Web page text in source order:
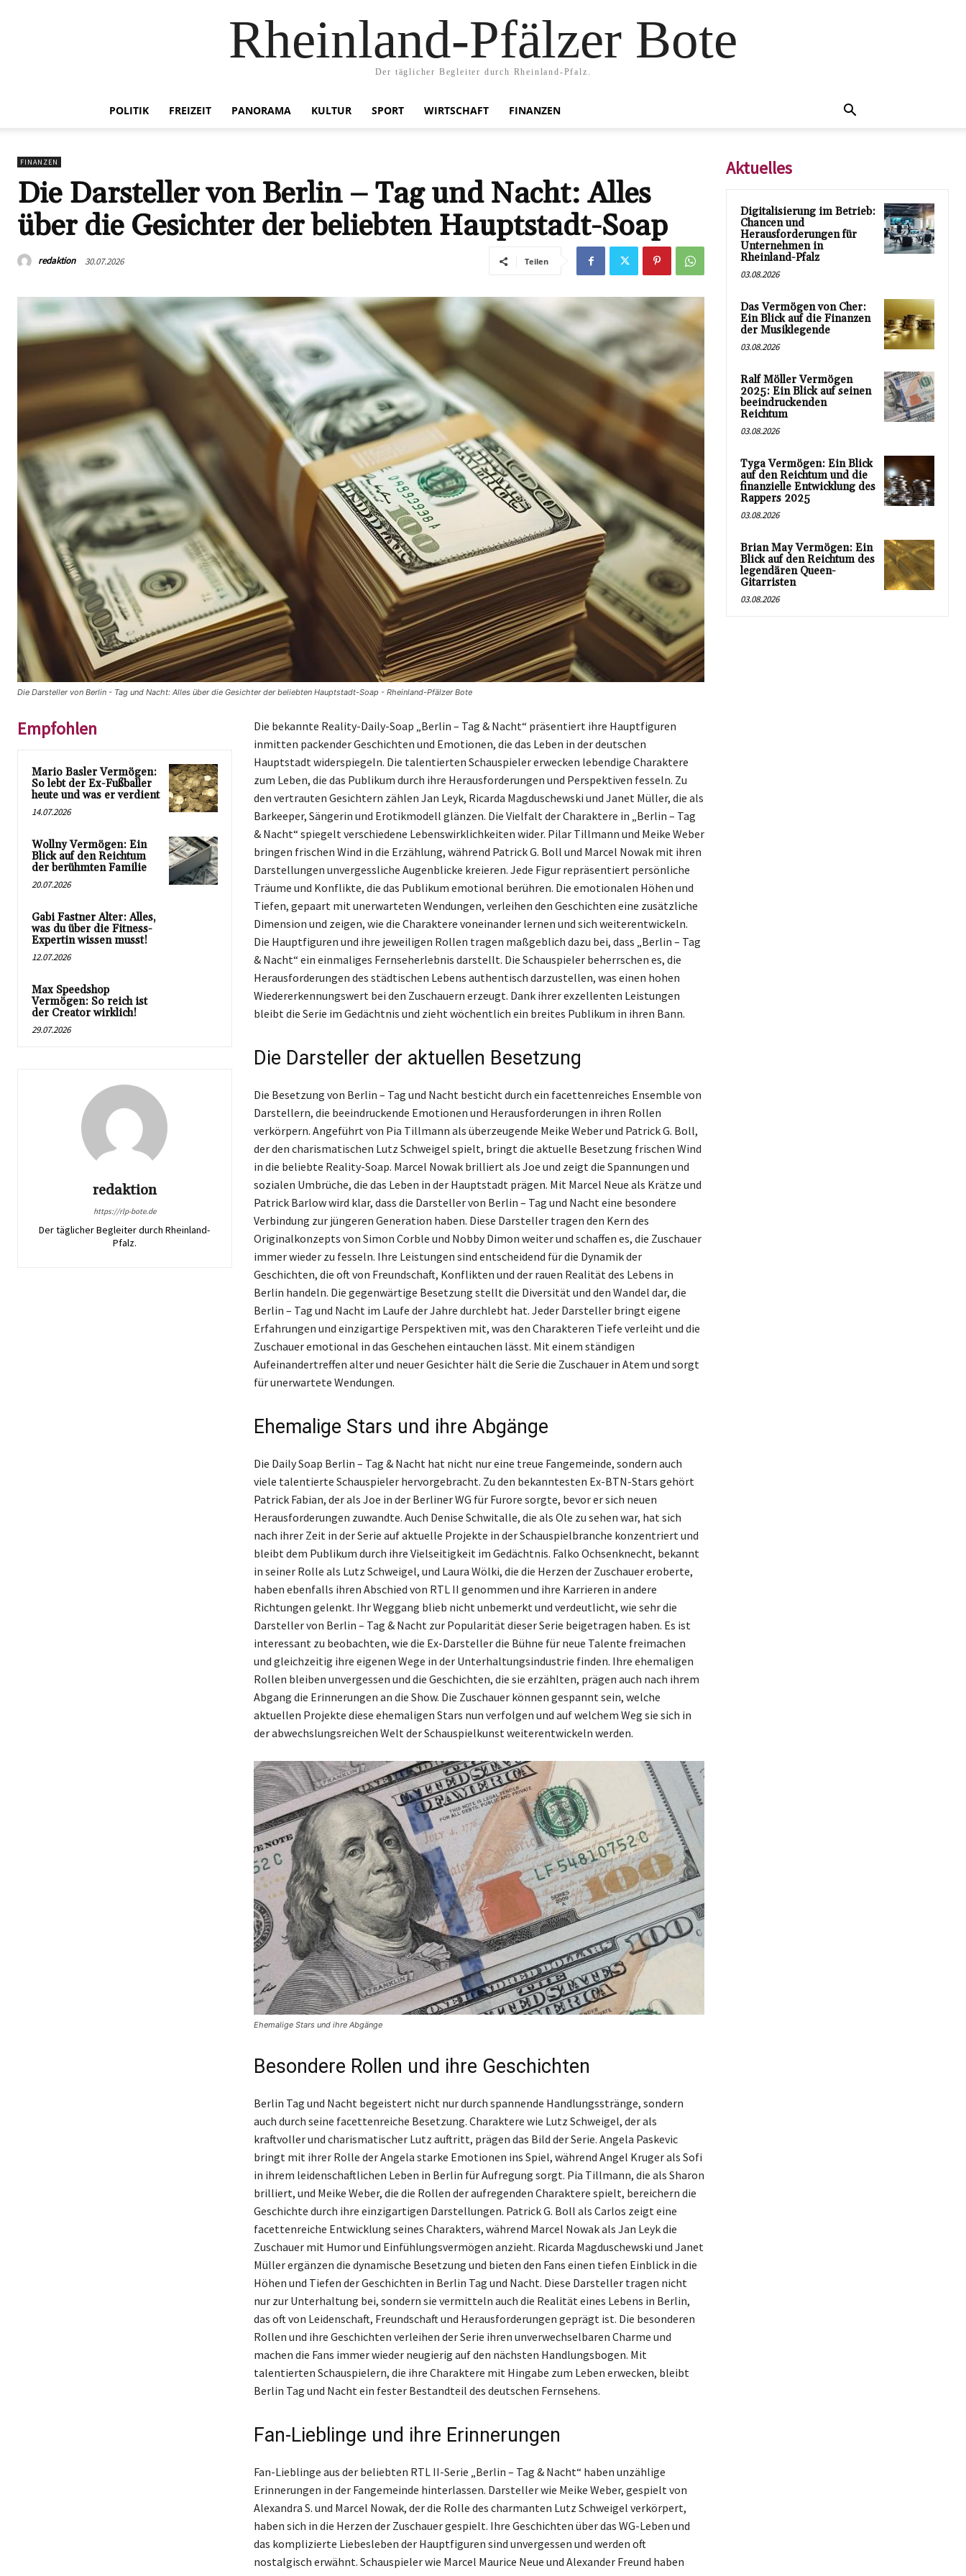
Rheinland-Pfälzer Bote
Der täglicher Begleiter durch Rheinland-Pfalz.
POLITIK FREIZEIT PANORAMA KULTUR SPORT WIRTSCHAFT FINANZEN
FINANZEN
Die Darsteller von Berlin – Tag und Nacht: Alles
über die Gesichter der beliebten Hauptstadt-Soap
redaktion 30.07.2026 Teilen
Die Darsteller von Berlin - Tag und Nacht: Alles über die Gesichter der beliebten Hauptstadt-Soap - Rheinland-Pfälzer Bote
Empfohlen
Mario Basler Vermögen:
So lebt der Ex-Fußballer
heute und was er verdient
14.07.2026
Wollny Vermögen: Ein
Blick auf den Reichtum
der berühmten Familie
20.07.2026
Gabi Fastner Alter: Alles,
was du über die Fitness-
Expertin wissen musst!
12.07.2026
Max Speedshop
Vermögen: So reich ist
der Creator wirklich!
29.07.2026
redaktion
https://rlp-bote.de
Der täglicher Begleiter durch Rheinland-
Pfalz.
Die bekannte Reality-Daily-Soap „Berlin – Tag & Nacht“ präsentiert ihre Hauptfiguren
inmitten packender Geschichten und Emotionen, die das Leben in der deutschen
Hauptstadt widerspiegeln. Die talentierten Schauspieler erwecken lebendige Charaktere
zum Leben, die das Publikum durch ihre Herausforderungen und Perspektiven fesseln. Zu
den vertrauten Gesichtern zählen Jan Leyk, Ricarda Magduschewski und Janet Müller, die als
Barkeeper, Sängerin und Erotikmodell glänzen. Die Vielfalt der Charaktere in „Berlin – Tag
& Nacht“ spiegelt verschiedene Lebenswirklichkeiten wider. Pilar Tillmann und Meike Weber
bringen frischen Wind in die Erzählung, während Patrick G. Boll und Marcel Nowak mit ihren
Darstellungen unvergessliche Augenblicke kreieren. Jede Figur repräsentiert persönliche
Träume und Konflikte, die das Publikum emotional berühren. Die emotionalen Höhen und
Tiefen, gepaart mit unerwarteten Wendungen, verleihen den Geschichten eine zusätzliche
Dimension und zeigen, wie die Charaktere voneinander lernen und sich weiterentwickeln.
Die Hauptfiguren und ihre jeweiligen Rollen tragen maßgeblich dazu bei, dass „Berlin – Tag
& Nacht“ ein einmaliges Fernseherlebnis darstellt. Die Schauspieler beherrschen es, die
Herausforderungen des städtischen Lebens authentisch darzustellen, was einen hohen
Wiedererkennungswert bei den Zuschauern erzeugt. Dank ihrer exzellenten Leistungen
bleibt die Serie im Gedächtnis und zieht wöchentlich ein breites Publikum in ihren Bann.
Die Darsteller der aktuellen Besetzung
Die Besetzung von Berlin – Tag und Nacht besticht durch ein facettenreiches Ensemble von
Darstellern, die beeindruckende Emotionen und Herausforderungen in ihren Rollen
verkörpern. Angeführt von Pia Tillmann als überzeugende Meike Weber und Patrick G. Boll,
der den charismatischen Lutz Schweigel spielt, bringt die aktuelle Besetzung frischen Wind
in die beliebte Reality-Soap. Marcel Nowak brilliert als Joe und zeigt die Spannungen und
sozialen Umbrüche, die das Leben in der Hauptstadt prägen. Mit Marcel Neue als Krätze und
Patrick Barlow wird klar, dass die Darsteller von Berlin – Tag und Nacht eine besondere
Verbindung zur jüngeren Generation haben. Diese Darsteller tragen den Kern des
Originalkonzepts von Simon Corble und Nobby Dimon weiter und schaffen es, die Zuschauer
immer wieder zu fesseln. Ihre Leistungen sind entscheidend für die Dynamik der
Geschichten, die oft von Freundschaft, Konflikten und der rauen Realität des Lebens in
Berlin handeln. Die gegenwärtige Besetzung stellt die Diversität und den Wandel dar, die
Berlin – Tag und Nacht im Laufe der Jahre durchlebt hat. Jeder Darsteller bringt eigene
Erfahrungen und einzigartige Perspektiven mit, was den Charakteren Tiefe verleiht und die
Zuschauer emotional in das Geschehen eintauchen lässt. Mit einem ständigen
Aufeinandertreffen alter und neuer Gesichter hält die Serie die Zuschauer in Atem und sorgt
für unerwartete Wendungen.
Ehemalige Stars und ihre Abgänge
Die Daily Soap Berlin – Tag & Nacht hat nicht nur eine treue Fangemeinde, sondern auch
viele talentierte Schauspieler hervorgebracht. Zu den bekanntesten Ex-BTN-Stars gehört
Patrick Fabian, der als Joe in der Berliner WG für Furore sorgte, bevor er sich neuen
Herausforderungen zuwandte. Auch Denise Schwitalle, die als Ole zu sehen war, hat sich
nach ihrer Zeit in der Serie auf aktuelle Projekte in der Schauspielbranche konzentriert und
bleibt dem Publikum durch ihre Vielseitigkeit im Gedächtnis. Falko Ochsenknecht, bekannt
in seiner Rolle als Lutz Schweigel, und Laura Wölki, die die Herzen der Zuschauer eroberte,
haben ebenfalls ihren Abschied von RTL II genommen und ihre Karrieren in andere
Richtungen gelenkt. Ihr Weggang blieb nicht unbemerkt und verdeutlicht, wie sehr die
Darsteller von Berlin – Tag & Nacht zur Popularität dieser Serie beigetragen haben. Es ist
interessant zu beobachten, wie die Ex-Darsteller die Bühne für neue Talente freimachen
und gleichzeitig ihre eigenen Wege in der Unterhaltungsindustrie finden. Ihre ehemaligen
Rollen bleiben unvergessen und die Geschichten, die sie erzählten, prägen auch nach ihrem
Abgang die Erinnerungen an die Show. Die Zuschauer können gespannt sein, welche
aktuellen Projekte diese ehemaligen Stars nun verfolgen und auf welchem Weg sie sich in
der abwechslungsreichen Welt der Schauspielkunst weiterentwickeln werden.
Ehemalige Stars und ihre Abgänge
Besondere Rollen und ihre Geschichten
Berlin Tag und Nacht begeistert nicht nur durch spannende Handlungsstränge, sondern
auch durch seine facettenreiche Besetzung. Charaktere wie Lutz Schweigel, der als
kraftvoller und charismatischer Lutz auftritt, prägen das Bild der Serie. Angela Paskevic
bringt mit ihrer Rolle der Angela starke Emotionen ins Spiel, während Angel Kruger als Sofi
in ihrem leidenschaftlichen Leben in Berlin für Aufregung sorgt. Pia Tillmann, die als Sharon
brilliert, und Meike Weber, die die Rollen der aufregenden Charaktere spielt, bereichern die
Geschichte durch ihre einzigartigen Darstellungen. Patrick G. Boll als Carlos zeigt eine
facettenreiche Entwicklung seines Charakters, während Marcel Nowak als Jan Leyk die
Zuschauer mit Humor und Einfühlungsvermögen anzieht. Ricarda Magduschewski und Janet
Müller ergänzen die dynamische Besetzung und bieten den Fans einen tiefen Einblick in die
Höhen und Tiefen der Geschichten in Berlin Tag und Nacht. Diese Darsteller tragen nicht
nur zur Unterhaltung bei, sondern sie vermitteln auch die Realität eines Lebens in Berlin,
das oft von Leidenschaft, Freundschaft und Herausforderungen geprägt ist. Die besonderen
Rollen und ihre Geschichten verleihen der Serie ihren unverwechselbaren Charme und
machen die Fans immer wieder neugierig auf den nächsten Handlungsbogen. Mit
talentierten Schauspielern, die ihre Charaktere mit Hingabe zum Leben erwecken, bleibt
Berlin Tag und Nacht ein fester Bestandteil des deutschen Fernsehens.
Fan-Lieblinge und ihre Erinnerungen
Fan-Lieblinge aus der beliebten RTL II-Serie „Berlin – Tag & Nacht“ haben unzählige
Erinnerungen in der Fangemeinde hinterlassen. Darsteller wie Meike Weber, gespielt von
Alexandra S. und Marcel Nowak, der die Rolle des charmanten Lutz Schweigel verkörpert,
haben sich in die Herzen der Zuschauer gespielt. Ihre Geschichten über das WG-Leben und
das komplizierte Liebesleben der Hauptfiguren sind unvergessen und werden oft
nostalgisch erwähnt. Schauspieler wie Marcel Maurice Neue und Alexander Freund haben
Aktuelles
Digitalisierung im Betrieb:
Chancen und
Herausforderungen für
Unternehmen in
Rheinland-Pfalz
03.08.2026
Das Vermögen von Cher:
Ein Blick auf die Finanzen
der Musiklegende
03.08.2026
Ralf Möller Vermögen
2025: Ein Blick auf seinen
beeindruckenden
Reichtum
03.08.2026
Tyga Vermögen: Ein Blick
auf den Reichtum und die
finanzielle Entwicklung des
Rappers 2025
03.08.2026
Brian May Vermögen: Ein
Blick auf den Reichtum des
legendären Queen-
Gitarristen
03.08.2026